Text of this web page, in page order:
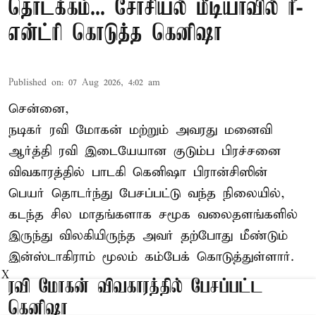
தொடக்கம்... சோசியல் மீடியாவில் ரீ-
என்ட்ரி கொடுத்த கெனிஷா
Published on: 07 Aug 2026, 4:02 am
சென்னை,
நடிகர் ரவி மோகன் மற்றும் அவரது மனைவி
ஆர்த்தி ரவி இடையேயான குடும்ப பிரச்சனை
விவகாரத்தில் பாடகி கெனிஷா பிரான்சிஸின்
பெயர் தொடர்ந்து பேசப்பட்டு வந்த நிலையில்,
கடந்த சில மாதங்களாக சமூக வலைதளங்களில்
இருந்து விலகியிருந்த அவர் தற்போது மீண்டும்
இன்ஸ்டாகிராம் மூலம் கம்பேக் கொடுத்துள்ளார்.
ரவி மோகன் விவகாரத்தில் பேசப்பட்ட
கெனிஷா
X